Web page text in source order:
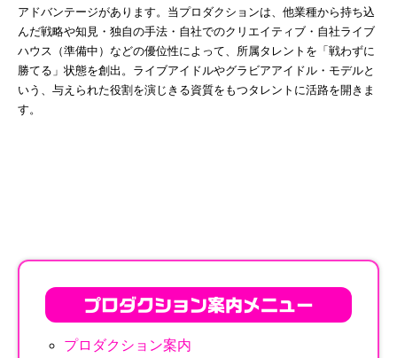
アドバンテージがあります。当プロダクションは、他業種から持ち込
んだ戦略や知見・独自の手法・自社でのクリエイティブ・自社ライブ
ハウス（準備中）などの優位性によって、所属タレントを「戦わずに
勝てる」状態を創出。ライブアイドルやグラビアアイドル・モデルと
いう、与えられた役割を演じきる資質をもつタレントに活路を開きま
す。
プロダクション案内メニュー
プロダクション案内